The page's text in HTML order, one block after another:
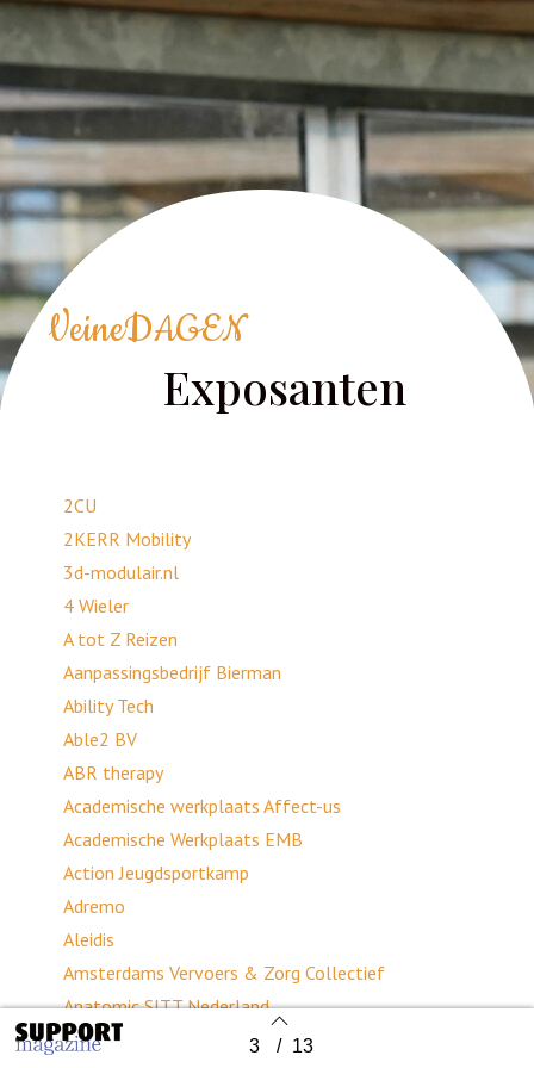
Back to index 3 / 13
VeineDAGEN
Exposanten
2CU
2KERR Mobility
3d-modulair.nl
4 Wieler
A tot Z Reizen
Aanpassingsbedrijf Bierman
Ability Tech
Able2 BV
ABR therapy
Academische werkplaats Affect-us
Academische Werkplaats EMB
Action Jeugdsportkamp
Adremo
Aleidis
Amsterdams Vervoers & Zorg Collectief
Anatomic SITT Nederland
Assistive Innovations